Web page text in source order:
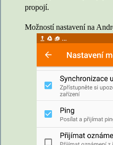
propojí.
Možností nastavení na